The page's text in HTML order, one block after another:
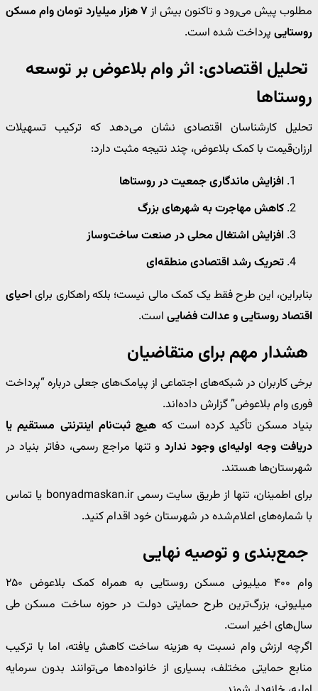
مطلوب پیش می‌رود و تاکنون بیش از ۷ هزار میلیارد تومان وام مسکن
روستایی پرداخت شده است.
تحلیل اقتصادی: اثر وام بلاعوض بر توسعه
روستاها
تحلیل کارشناسان اقتصادی نشان می‌دهد که ترکیب تسهیلات
ارزان‌قیمت با کمک بلاعوض، چند نتیجه مثبت دارد:
افزایش ماندگاری جمعیت در روستاها
کاهش مهاجرت به شهرهای بزرگ
افزایش اشتغال محلی در صنعت ساخت‌وساز
تحریک رشد اقتصادی منطقه‌ای
بنابراین، این طرح فقط یک کمک مالی نیست؛ بلکه راهکاری برای احیای
اقتصاد روستایی و عدالت فضایی است.
هشدار مهم برای متقاضیان
برخی کاربران در شبکه‌های اجتماعی از پیامک‌های جعلی درباره “پرداخت
فوری وام بلاعوض” گزارش داده‌اند.
بنیاد مسکن تأکید کرده است که هیچ ثبت‌نام اینترنتی مستقیم یا
دریافت وجه اولیه‌ای وجود ندارد و تنها مراجع رسمی، دفاتر بنیاد در
شهرستان‌ها هستند.
برای اطمینان، تنها از طریق سایت رسمی bonyadmaskan.ir یا تماس
با شماره‌های اعلام‌شده در شهرستان خود اقدام کنید.
جمع‌بندی و توصیه نهایی
وام ۴۰۰ میلیونی مسکن روستایی به همراه کمک بلاعوض ۲۵۰
میلیونی، بزرگ‌ترین طرح حمایتی دولت در حوزه ساخت مسکن طی
سال‌های اخیر است.
اگرچه ارزش وام نسبت به هزینه ساخت کاهش یافته، اما با ترکیب
منابع حمایتی مختلف، بسیاری از خانواده‌ها می‌توانند بدون سرمایه